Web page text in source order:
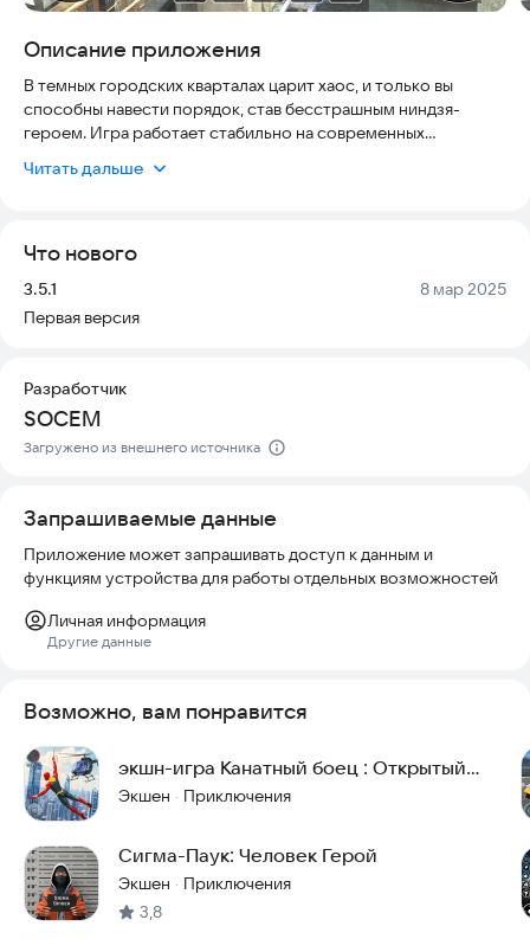
Описание приложения
В темных городских кварталах царит хаос, и только вы
способны навести порядок, став бесстрашным ниндзя-
героем. Игра работает стабильно на современных
интернету и полностью безопасна для установки.
• Динамичные сражения против бандитских группировок
• Широкий выбор доступного оружия
Как играть:
• Подбирайте оружие прямо на поле битвы
• Набирайте очки за каждую победу
• Открывайте новые умения по ходу игры
Сможете ли вы очистить город от преступников и стать
настоящим защитником? Скачайте игру прямо сейчас и
начните свое приключение.
Читать дальше
Что нового
Версия:
3.5.1 Дата:
8 мар 2025
Первая версия
Разработчик
SOCEM
Загружено из внешнего источника
Запрашиваемые данные
Приложение может запрашивать доступ к данным и
функциям устройства для работы отдельных возможностей
Личная информация
Другие данные
Возможно, вам понравится
экшн-игра Канатный боец : Открытый
Мир игры машины
Экшен · Приключения
Сигма-Паук: Человек Герой
Экшен · Приключения
3,8